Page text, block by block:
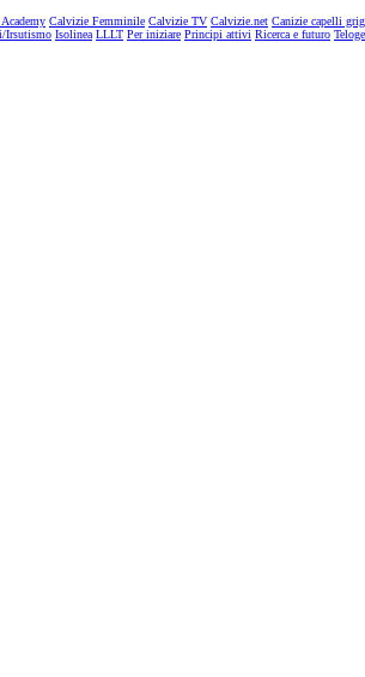
Calvizie Femminile Calvizie TV Calvizie.net Canizie capelli
Irsutismo Isolinea LLLT Per iniziare Principi attivi Ricerca e futuro